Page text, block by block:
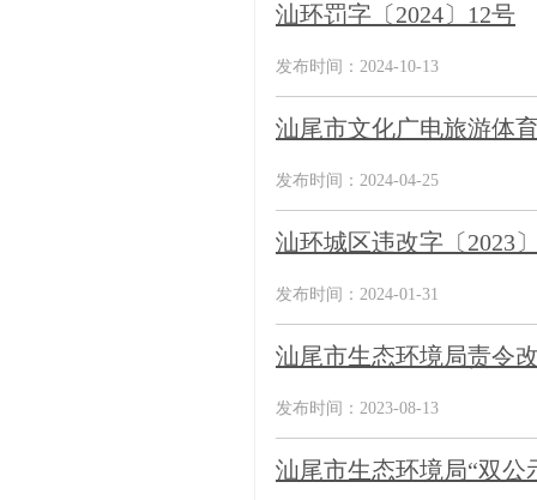
汕环罚字〔2024〕12号
发布时间：2024-10-13
汕尾市文化广电旅游体
发布时间：2024-04-25
汕环城区违改字〔2023
发布时间：2024-01-31
汕尾市生态环境局责令
发布时间：2023-08-13
汕尾市生态环境局“双公